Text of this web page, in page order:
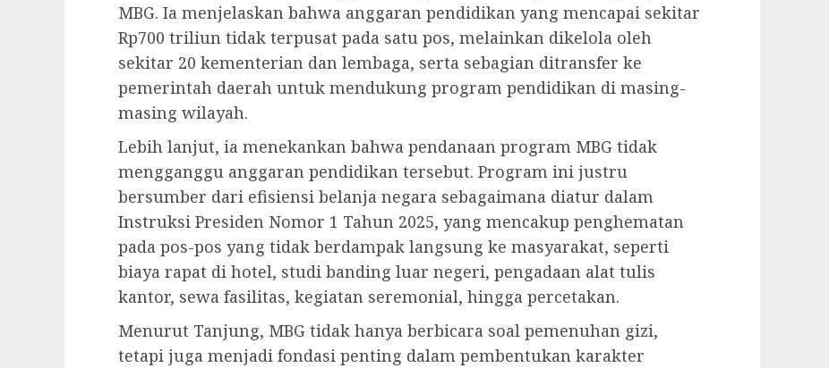
MBG. Ia menjelaskan bahwa anggaran pendidikan yang mencapai sekitar
Rp700 triliun tidak terpusat pada satu pos, melainkan dikelola oleh
sekitar 20 kementerian dan lembaga, serta sebagian ditransfer ke
pemerintah daerah untuk mendukung program pendidikan di masing-
masing wilayah.
Lebih lanjut, ia menekankan bahwa pendanaan program MBG tidak
mengganggu anggaran pendidikan tersebut. Program ini justru
bersumber dari efisiensi belanja negara sebagaimana diatur dalam
Instruksi Presiden Nomor 1 Tahun 2025, yang mencakup penghematan
pada pos-pos yang tidak berdampak langsung ke masyarakat, seperti
biaya rapat di hotel, studi banding luar negeri, pengadaan alat tulis
kantor, sewa fasilitas, kegiatan seremonial, hingga percetakan.
Menurut Tanjung, MBG tidak hanya berbicara soal pemenuhan gizi,
tetapi juga menjadi fondasi penting dalam pembentukan karakter